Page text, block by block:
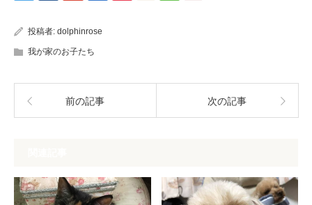
投稿者: dolphinrose
我が家のお子たち
前の記事 次の記事